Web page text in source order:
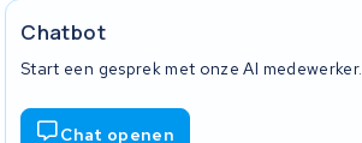
Chatbot
Start een gesprek met onze AI medewerker.
Chat openen